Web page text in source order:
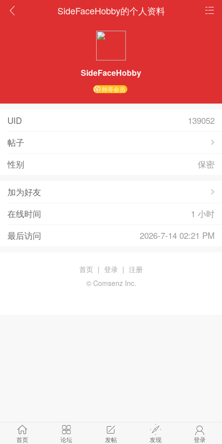
SideFaceHobby的个人资料
SideFaceHobby
帅哥会员
UID
139052
帖子
性别
保密
加为好友
在线时间
1 小时
最后访问
2026-7-14 02:21 PM
首页 论坛 发帖 发现 登录
首页 | 登录 | 注册
© Comsenz Inc.